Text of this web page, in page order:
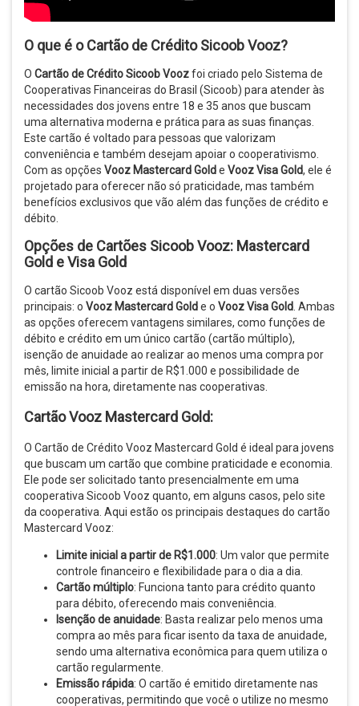
O que é o Cartão de Crédito Sicoob Vooz?
O Cartão de Crédito Sicoob Voozfoi criado pelo Sistema de
Cooperativas Financeiras do Brasil (Sicoob) para atender às
necessidades dos jovens entre 18 e 35 anos que buscam
uma alternativa moderna e prática para as suas finanças.
Este cartão é voltado para pessoas que valorizam
conveniência e também desejam apoiar o cooperativismo.
Com as opções Vooz Mastercard Golde Vooz Visa Gold, ele é
projetado para oferecer não só praticidade, mas também
benefícios exclusivos que vão além das funções de crédito e
débito.
Opções de Cartões Sicoob Vooz: Mastercard
Gold e Visa Gold
O cartão Sicoob Vooz está disponível em duas versões
principais: o Vooz Mastercard Golde o Vooz Visa Gold . Ambas
as opções oferecem vantagens similares, como funções de
débito e crédito em um único cartão (cartão múltiplo),
isenção de anuidade ao realizar ao menos uma compra por
mês, limite inicial a partir de R$1.000 e possibilidade de
emissão na hora, diretamente nas cooperativas.
Cartão Vooz Mastercard Gold:
O Cartão de Crédito Vooz Mastercard Gold é ideal para jovens
que buscam um cartão que combine praticidade e economia.
Ele pode ser solicitado tanto presencialmente em uma
cooperativa Sicoob Vooz quanto, em alguns casos, pelo site
da cooperativa. Aqui estão os principais destaques do cartão
Mastercard Vooz:
Limite inicial a partir de R$1.000: Um valor que permite
controle financeiro e flexibilidade para o dia a dia.
Cartão múltiplo: Funciona tanto para crédito quanto
para débito, oferecendo mais conveniência.
Isenção de anuidade: Basta realizar pelo menos uma
compra ao mês para ficar isento da taxa de anuidade,
sendo uma alternativa econômica para quem utiliza o
cartão regularmente.
Emissão rápida: O cartão é emitido diretamente nas
cooperativas, permitindo que você o utilize no mesmo